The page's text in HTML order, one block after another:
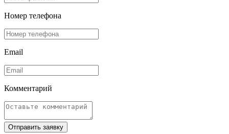
Номер телефона
Email
Комментарий
Отправить заявку